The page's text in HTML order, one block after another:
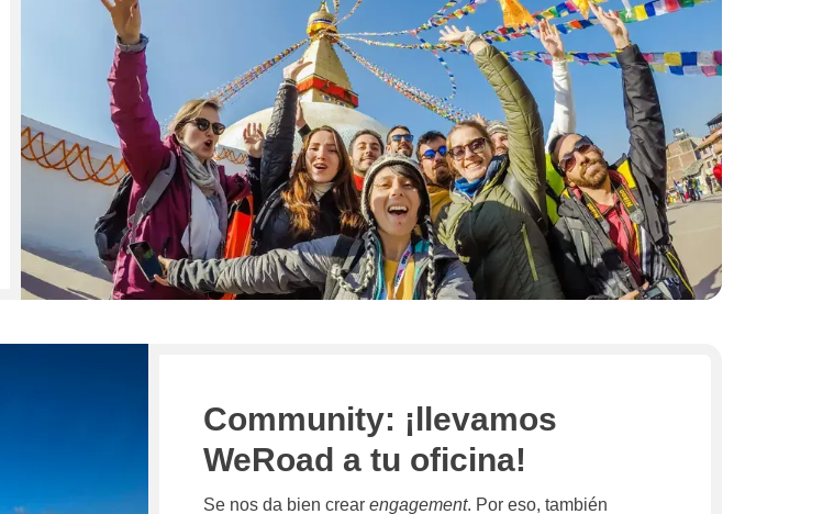
Community: ¡llevamos
WeRoad a tu oficina!
Se nos da bien crear engagement. Por eso, también